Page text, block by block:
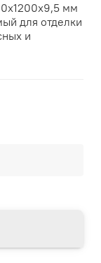
мм
для отделки
и